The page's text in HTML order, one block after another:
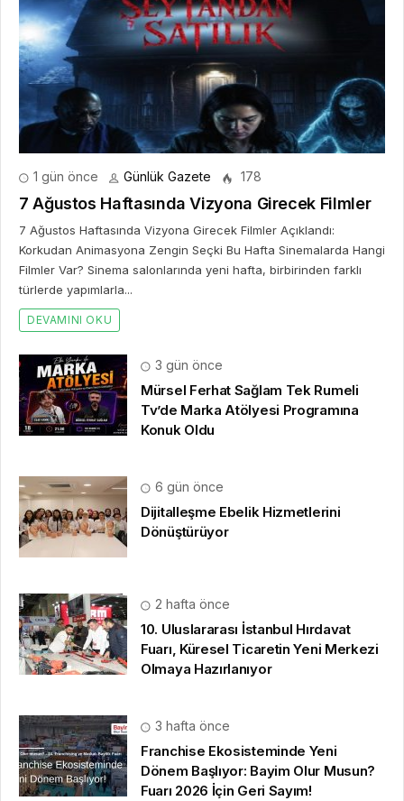
1 gün önce Günlük Gazete 178
7 Ağustos Haftasında Vizyona Girecek Filmler
7 Ağustos Haftasında Vizyona Girecek Filmler Açıklandı:
Korkudan Animasyona Zengin Seçki Bu Hafta Sinemalarda Hangi
Filmler Var? Sinema salonlarında yeni hafta, birbirinden farklı
türlerde yapımlarla...
DEVAMINI OKU
3 gün önce
Mürsel Ferhat Sağlam Tek Rumeli
Tv’de Marka Atölyesi Programına
Konuk Oldu
6 gün önce
Dijitalleşme Ebelik Hizmetlerini
Dönüştürüyor
2 hafta önce
10. Uluslararası İstanbul Hırdavat
Fuarı, Küresel Ticaretin Yeni Merkezi
Olmaya Hazırlanıyor
3 hafta önce
Franchise Ekosisteminde Yeni
Dönem Başlıyor: Bayim Olur Musun?
Fuarı 2026 İçin Geri Sayım!